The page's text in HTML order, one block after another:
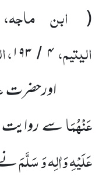
(
ابن
الیتیم،۴ / ۱۹۳
اورحضرت
عَنْہُمَاسے روایت
عَلَیْہِ وَاٰلِہ وَ سَلَّمَ